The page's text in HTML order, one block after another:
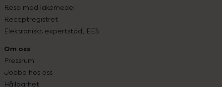
Resa med läkemedel
Receptregistret
Elektroniskt expertstöd, EES
Om oss
Pressrum
Jobba hos oss
Hållbarhet